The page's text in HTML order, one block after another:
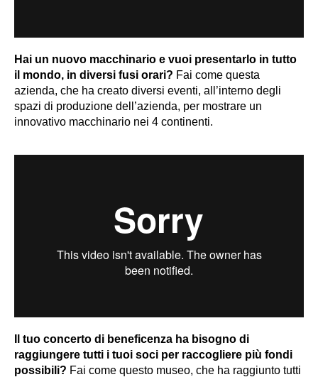
Hai un nuovo macchinario e vuoi presentarlo in tutto
il mondo, in diversi fusi orari? Fai come questa
azienda, che ha creato diversi eventi, all’interno degli
spazi di produzione dell’azienda, per mostrare un
innovativo macchinario nei 4 continenti.
Il tuo concerto di beneficenza ha bisogno di
raggiungere tutti i tuoi soci per raccogliere più fondi
possibili? Fai come questo museo, che ha raggiunto tutti